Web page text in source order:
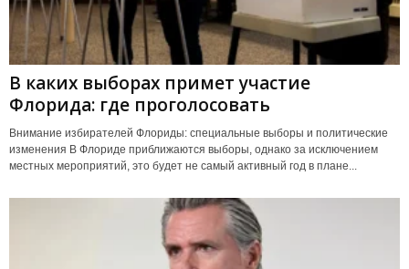
В каких выборах примет участие
Флорида: где проголосовать
Внимание избирателей Флориды: специальные выборы и политические
изменения В Флориде приближаются выборы, однако за исключением
местных мероприятий, это будет не самый активный год в плане...